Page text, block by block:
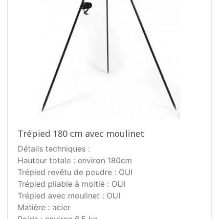
une cuisson secure. Pour parfaire cet équipement
en quelques gestes, le trépied est démonté et
remonté, ce qui facilite le stockage et le
transport. La conception solide assure le confort
ainsi que la sécurité d'utilisation. Des décorations
avec des éléments forgés soulignent son
excellente finition.
Trépied 180 cm avec moulinet
Détails techniques :
Hauteur totale : environ 180cm
Trépied revêtu de poudre : OUI
Trépied pliable à moitié : OUI
Trépied avec moulinet : OUI
Matière : acier